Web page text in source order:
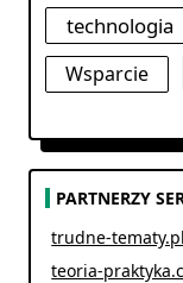
technologia
Wsparcie
PARTNERZY
trudne-tematy.pl
teoria-